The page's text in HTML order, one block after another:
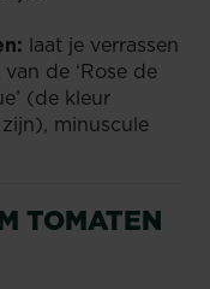
laat je verrassen
de ‘Rose de
(de kleur
minuscule
TOMATEN